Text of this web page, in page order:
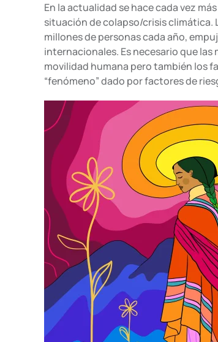
En la actualidad se hace cada vez
situación de colapso/crisis climática.
millones de personas cada año,
internacionales. Es necesario que
movilidad humana pero también los
“fenómeno” dado por factores de